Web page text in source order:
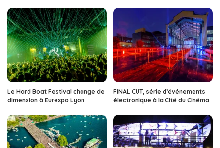
Le Hard Boat Festival change de
dimension à Eurexpo Lyon
FINAL CUT, série d’événements
électronique à la Cité du Cinéma